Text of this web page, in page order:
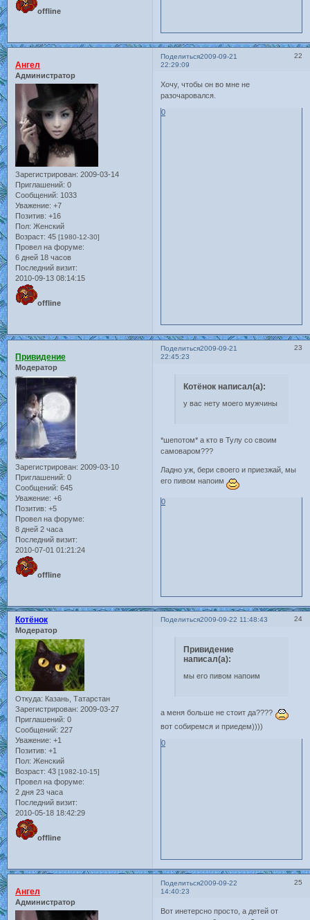
offline
Поделиться 22
2009-09-21
22:29:09
Ангел
Администратор
Зарегистрирован: 2009-03-14
Приглашений: 0
Сообщений: 1033
Уважение: +7
Позитив: +16
Пол: Женский
Возраст: 45 [1980-12-30]
Провел на форуме:
6 дней 18 часов
Последний визит:
2010-09-13 08:14:15
offline
Хочу, чтобы он во мне не
разочаровался.
0
Поделиться 23
2009-09-21
22:45:23
Привидение
Модератор
Зарегистрирован: 2009-03-10
Приглашений: 0
Сообщений: 645
Уважение: +6
Позитив: +5
Провел на форуме:
8 дней 2 часа
Последний визит:
2010-07-01 01:21:24
offline
Котёнок написал(а):
у вас нету моего мужчины
*шепотом* а кто в Тулу со своим
самоваром???
Ладно уж, бери своего и приезжай, мы
его пивом напоим
0
Поделиться 24
2009-09-22 11:48:43
Котёнок
Модератор
Откуда: Казань, Татарстан
Зарегистрирован: 2009-03-27
Приглашений: 0
Сообщений: 227
Уважение: +1
Позитив: +1
Пол: Женский
Возраст: 43 [1982-10-15]
Провел на форуме:
2 дня 23 часа
Последний визит:
2010-05-18 18:42:29
offline
Привидение
написал(а):
мы его пивом напоим
а меня больше не стоит да????
вот собиремся и приедем))))
0
Поделиться 25
2009-09-22
14:40:23
Ангел
Администратор
Вот инетерсно просто, а детей от